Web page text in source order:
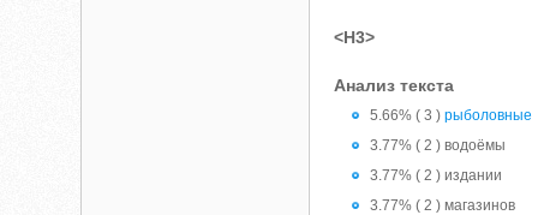
<H3>
Анализ текста
5.66% ( 3 )рыболовные
3.77% ( 2 ) водоёмы
3.77% ( 2 ) издании
3.77% ( 2 ) магазинов